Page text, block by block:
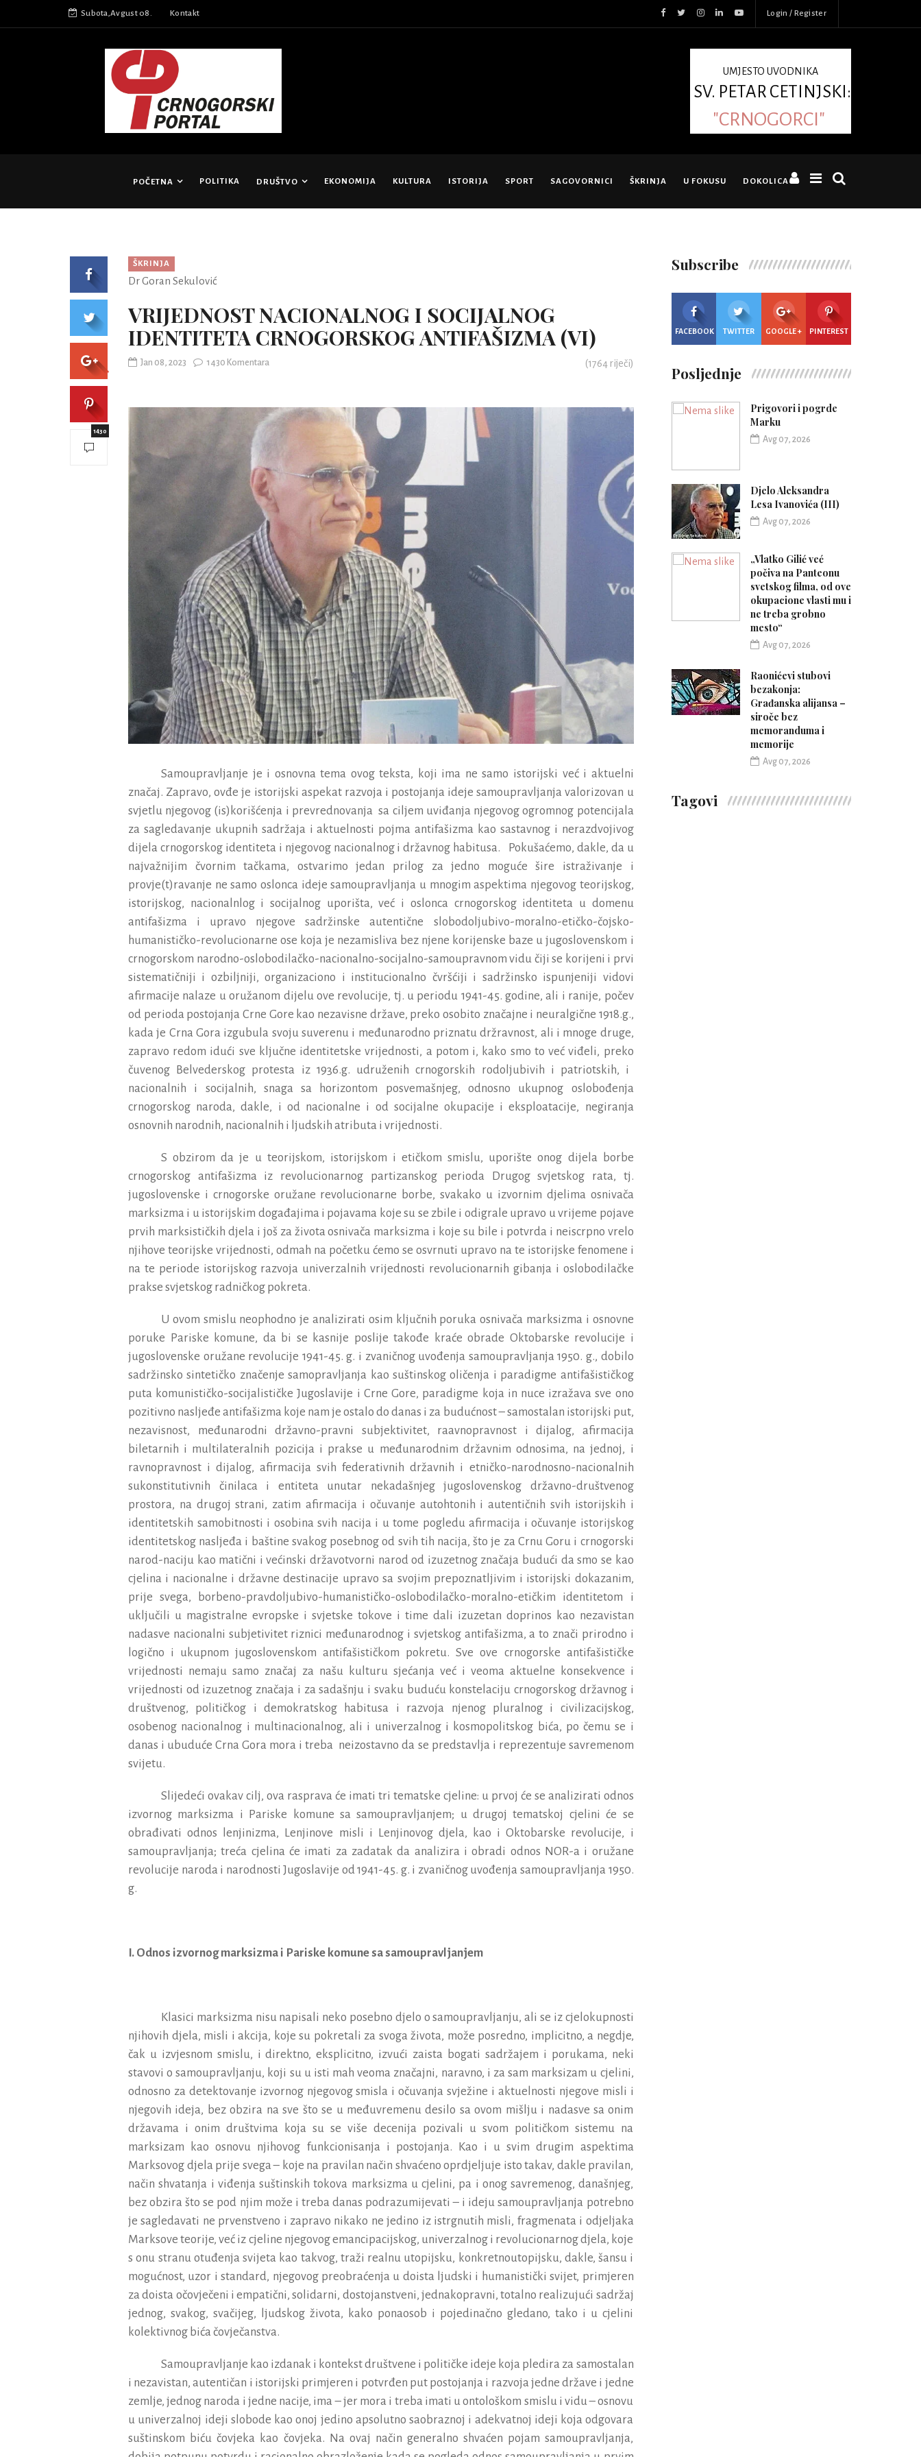
Subota,Avgust 08. Kontakt Login / Register
UMJESTO UVODNIKA
SV. PETAR CETINJSKI:
"CRNOGORCI"
POČETNA POLITIKA DRUŠTVO EKONOMIJA KULTURA ISTORIJA SPORT SAGOVORNICI ŠKRINJA U FOKUSU DOKOLICA
ŠKRINJA
Dr Goran Sekulović
VRIJEDNOST NACIONALNOG I SOCIJALNOG
IDENTITETA CRNOGORSKOG ANTIFAŠIZMA (VI)
Jan 08, 2023 1430 Komentara (1764riječi)
Samoupravljanje je i osnovna tema ovog teksta, koji ima ne samo istorijski već i aktuelni
značaj. Zapravo,ovđe je istorijski aspekat razvoja i postojanja ideje samoupravljanja valorizovan u
svjetlu njegovog (is) korišćenja i prevrednovanja sa ciljem uviđanja njegovog ogromnog potencijala
za sagledavanje ukupnih sadržaja i aktuelnosti pojma antifašizma kao sastavnog i nerazdvojivog
dijela crnogorskog identiteta i njegovog nacionalnog i državnog habitusa. Pokušaćemo, dakle, da u
najvažnijim čvornim tačkama, ostvarimo jedan prilog za jedno moguće šire istraživanje
i
provje(t)ravanje ne samo oslonca ideje samoupravljanja u mnogim aspektima njegovog teorijskog,
istorijskog, nacionalnlog i socijalnog uporišta,već i oslonca crnogorskog identiteta u domenu
antifašizma i upravo njegove sadržinske autentične slobodoljubivo-moralno-etičko-čojsko-
humanističko-revolucionarne ose koja je nezamisliva bez njene korijenske baze u jugoslovenskom i
crnogorskom narodno-oslobodilačko-nacionalno-socijalno-samoupravnom vidu čiji se korijeni i prvi
sistematičniji i ozbiljniji,organizaciono i institucionalno čvršćiji i sadržinsko ispunjeniji vidovi
afirmacije nalaze u oružanom dijelu ove revolucije, tj. u periodu 1941-45.godine,ali i ranije, počev
od perioda postojanja Crne Gore kao nezavisne države, preko osobito značajne i neuralgične 1918.g.,
kada je Crna Gora izgubula svoju suverenu i međunarodno priznatu držravnost, ali i mnoge druge,
zapravo redom idući sve ključne identitetske vrijednosti, a potom i, kako smo to većviđeli, preko
čuvenog Belvederskog protesta iz1936.g. udruženih crnogorskih rodoljubivih i patriotskih, i
nacionalnih
i socijalnih, snaga sa horizontom posvemašnjeg, odnosno ukupnog oslobođenja
crnogorskog naroda,dakle, i od nacionalne i od socijalne okupacije i eksploatacije, negiranja
osnovnih narodnih, nacionalnih i ljudskih atributa i vrijednosti.
S obzirom da je u teorijskom, istorijskom i etičkom smislu, uporište onog dijela borbe
crnogorskog antifašizma iz revolucionarnog partizanskog perioda Drugog svjetskog rata, tj.
jugoslovenske i crnogorske oružane revolucionarne borbe,svakako u izvornim djelima osnivača
marksizma i u istorijskim događajima i pojavama koje su se zbile i odigrale upravo uvrijeme pojave
prvih marksističkih djela i još zaživota osnivača marksizma i koje su bile i potvrda i neiscrpno vrelo
njihove teorijske vrijednosti, odmah na početkućemo se osvrnuti upravo na te istorijske fenomene i
na te periode istorijskog razvoja univerzalnih vrijednosti revolucionarnih gibanja i oslobodilačke
prakse svjetskog radničkog pokreta.
U ovom smislu neophodno je analizirati osim ključnih poruka osnivača marksizma i osnovne
poruke
Pariske komune, da bi se kasnije poslije takođe kraće obrade Oktobarske revolucije i
jugoslovenske oružane revolucije 1941-45.g. i zvaničnog uvođenja samoupravljanja1950. g., dobilo
sadržinsko sintetičko značenje samopravljanja kao suštinskog oličenja i paradigme antifašističkog
puta komunističko-socijalističke Jugoslavije i Crne Gore, paradigme koja in nuce izražava sve ono
pozitivno nasljeđe antifašizma koje nam je ostalo do danas i za budućnost–samostalan istorijski put,
nezavisnost, međunarodni državno-pravni subjektivitet, raavnopravnost i dijalog, afirmacija
biletarnih i multilateralnih pozicija i prakse u međunarodnim državnim odnosima, na jednoj, i
ravnopravnost i dijalog,afirmacija svih federativnih državnih i etničko-narodnosno-nacionalnih
sukonstitutivnih činilaca i entiteta unutar nekadašnjeg jugoslovenskog državno-društvenog
prostora, na drugoj strani, zatim afirmacija i očuvanje autohtonih i autentičnih svih istorijskih i
identitetskih samobitnosti i osobina svih nacija i u tome pogledu afirmacija i očuvanje istorijskog
identitetskog nasljeđa i baštine svakog posebnog od svih tih nacija, što je za Crnu Goru i crnogorski
narod-naciju kao matični i većinski državotvorni narod od izuzetnog značaja budući da smo se kao
cjelina i nacionalne i državne destinacije upravo sa svojim prepoznatljivim i istorijski dokazanim,
prije svega, borbeno-pravdoljubivo- humanističko-oslobodilačko-moralno-etičkim identitetom
i
uključili u magistralne evropske i svjetske tokove i time dali izuzetan doprinos kao nezavistan
nadasve nacionalni subjetivitet riznici međunarodnog i svjetskog antifašizma,a to znači prirodno i
logično i ukupnom jugoslovenskom antifašističkom pokretu.Sve ove crnogorske antifašističke
vrijednosti nemaju samo značaj za našu kulturu sjećanja već i veoma aktuelne konsekvence i
vrijednosti od izuzetnog značaja i za sadašnju i svaku buduću konstelaciju crnogorskog državnog i
društvenog, političkog i demokratskog habitusa i razvoja njenog pluralnog i civilizacijskog,
osobenog nacionalnog i multinacionalnog,ali i univerzalnog i kosmopolitskog bića, po čemu se i
danas i ubuduće Crna Gora mora i treba neizostavno da se predstavlja i reprezentuje savremenom
svijetu.
Slijedeći ovakav cilj, ova raspravaće imati tri tematske cjeline: u prvoj će se analizirati odnos
izvornog marksizma i Pariske komune sa samoupravljanjem; u drugoj tematskoj cjelini će se
obrađivati odnos lenjinizma, Lenjinove misli i Lenjinovog djela, kao i Oktobarske revolucije, i
samoupravljanja;treća cjelinaće imati za zadatak da analizira i obradi odnos NOR-a i oružane
revolucije naroda i narodnosti Jugoslavije od1941-45. g. i zvaničnog uvođenja samoupravljanja 1950.
g.
I. Odnos izvornog marksizma i Pariske komune sa samoupravljanjem
Klasici marksizma nisu napisali neko posebno djelo o samoupravljanju, ali se iz cjelokupnosti
njihovih djela, misli i akcija, koje su pokretali za svoga života, može posredno, implicitno, a negdje,
čak u izvjesnom smislu, i direktno, eksplicitno, izvući zaista bogati sadržajem i porukama, neki
stavovi o samoupravljanju, koji su u isti mah veoma značajni, naravno, i za sam marksizam u cjelini,
odnosno za detektovanje izvornog njegovog smisla i očuvanja svježine i aktuelnosti njegove misli i
njegovih ideja, bez obzira na sve što se u međuvremenu desilo sa ovom mišlju i nadasve sa onim
državama i onim društvima koja su se više decenija pozivali u svom političkom sistemu na
marksizam kao osnovu njihovog funkcionisanja i postojanja. Kao i u svim drugim aspektima
Marksovog djela prije svega – koje na pravilan način shvaćeno oprdjeljuje isto takav, dakle pravilan,
način shvatanja i viđenja suštinskih tokova marksizma u cjelini, pa i onog savremenog, današnjeg,
bez obzira što se pod njim može i treba danas podrazumijevati – i ideju samoupravljanja potrebno
je sagledavati ne prvenstveno i zapravo nikako ne jedino iz istrgnutih misli, fragmenata i odjeljaka
Marksove teorije, već iz cjeline njegovog emancipacijskog, univerzalnog i revolucionarnog djela, koje
s onu stranu otuđenja svijeta kao takvog, traži realnu utopijsku, konkretnoutopijsku, dakle, šansu i
mogućnost, uzor i standard, njegovog preobraćenja u doista ljudski i humanistički svijet, primjeren
za doista očovječeni i empatični, solidarni, dostojanstveni, jednakopravni, totalno realizujući sadržaj
jednog, svakog, svačijeg, ljudskog života, kako ponaosob i pojedinačno gledano, tako i u cjelini
kolektivnog bića čovječanstva.
Samoupravljanje kao izdanak i kontekst društvene i političke ideje koja pledira za samostalan
i nezavistan, autentičan i istorijski primjeren i potvrđen put postojanja i razvoja jedne države i jedne
zemlje, jednog naroda i jedne nacije, ima – jer mora i treba imati u ontološkom smislu i vidu – osnovu
u univerzalnoj ideji slobode kao onoj jedino apsolutno saobraznoj i adekvatnoj ideji koja odgovara
suštinskom biću čovjeka kao čovjeka. Na ovaj način generalno shvaćen pojam samoupravljanja,
1430
Subscribe
FACEBOOK TWITTER GOOGLE + PINTEREST
Posljednje
Prigovori i pogrde
Marku
Avg 07, 2026
Djelo Aleksandra
Lesa Ivanovića (III)
Avg 07, 2026
„Vlatko Gilić već
počiva na Panteonu
svetskog filma, od ove
okupacione vlasti mu i
ne treba grobno
mesto“
Avg 07, 2026
Raonićevi stubovi
bezakonja:
Građanska alijansa –
siroče bez
memoranduma i
memorije
Avg 07, 2026
Tagovi